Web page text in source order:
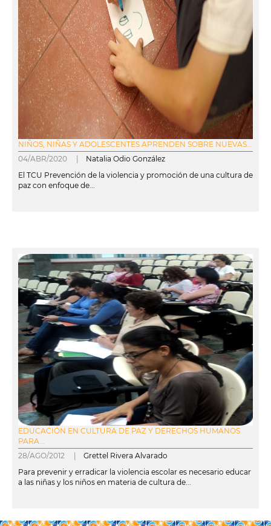
NIÑOS, NIÑAS Y ADOLESCENTES APRENDEN SOBRE NUEVAS...
04/ABR/2020 | Natalia Odio González
El TCU Prevención de la violencia y promoción de una cultura de
paz con enfoque de...
EDUCACIÓN EN CULTURA DE PAZ Y DERECHOS HUMANOS
PARA...
28/AGO/2012 | Grettel Rivera Alvarado
Para prevenir y erradicar la violencia escolar es necesario educar
a las niñas y los niños en materia de cultura de...